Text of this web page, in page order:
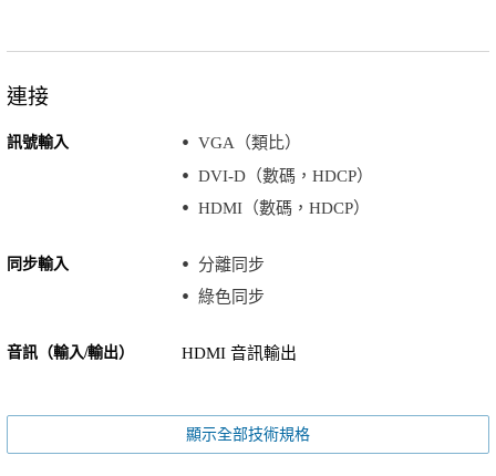
連接
訊號輸入
VGA（類比）
DVI-D（數碼，HDCP）
HDMI（數碼，HDCP）
同步輸入
分離同步
綠色同步
音訊（輸入/輸出） HDMI 音訊輸出
顯示全部技術規格